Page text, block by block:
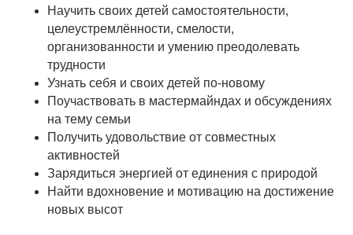
Научить своих детей самостоятельности,
целеустремлённости, смелости,
организованности и умению преодолевать
трудности
Узнать себя и своих детей по-новому
Поучаствовать в мастермайндах и обсуждениях
на тему семьи
Получить удовольствие от совместных
активностей
Зарядиться энергией от единения с природой
Найти вдохновение и мотивацию на достижение
новых высот